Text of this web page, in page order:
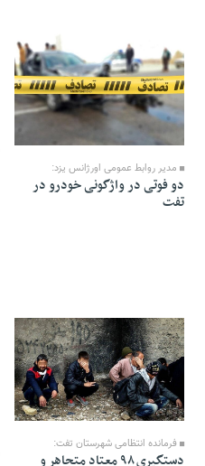
مدیر روابط عمومی اورژانس یزد:
دو فوتی در واژگونی خودرو در
تفت
17 Ordibehesht 1403 - 13:58
فرمانده انتظامی شهرستان تفت:
دستگیری ۹۸ معتاد متجاهر و